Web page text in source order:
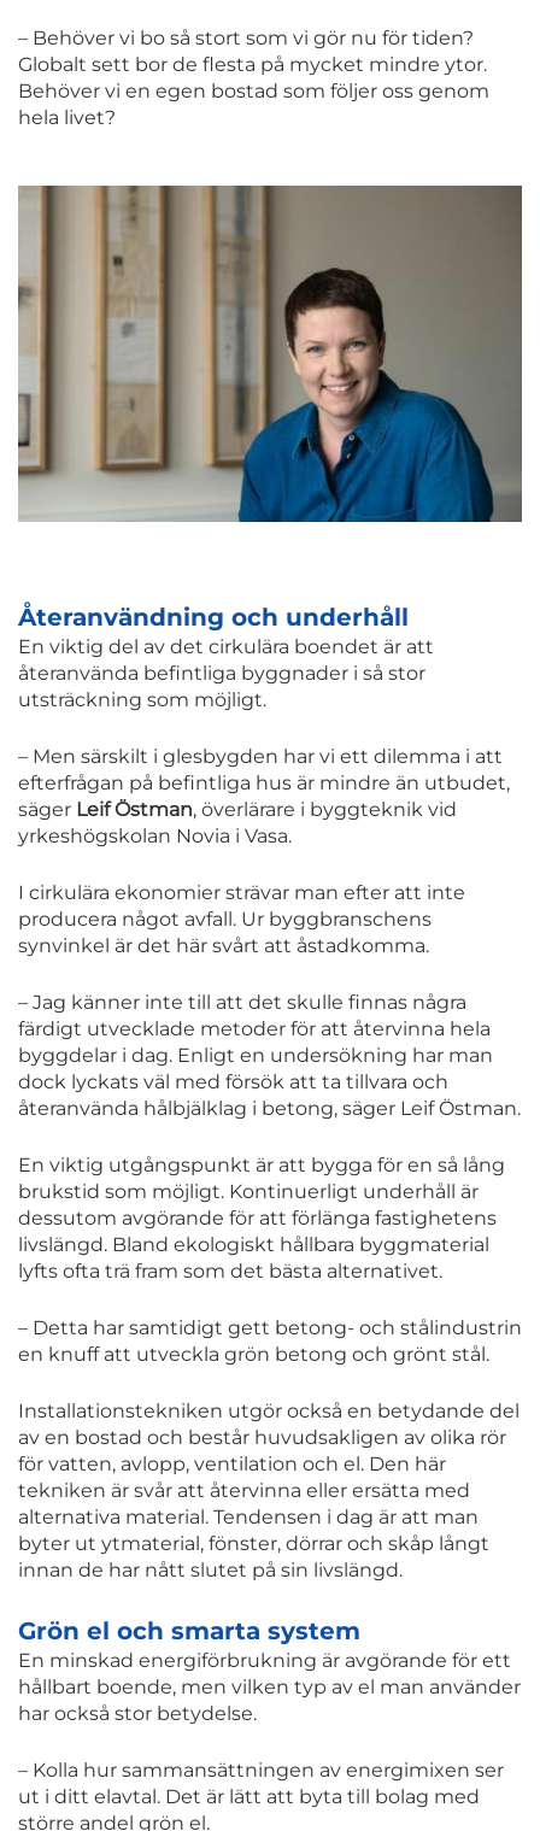
– Behöver vi bo så stort som vi gör nu för tiden?
Globalt sett bor de flesta på mycket mindre ytor.
Behöver vi en egen bostad som följer oss genom
hela livet?
Återanvändning och underhåll
En viktig del av det cirkulära boendet är att
återanvända befintliga byggnader i så stor
utsträckning som möjligt.
– Men särskilt i glesbygden har vi ett dilemma i att
efterfrågan på befintliga hus är mindre än utbudet,
säger Leif Östman, överlärare i byggteknik vid
yrkeshögskolan Novia i Vasa.
I cirkulära ekonomier strävar man efter att inte
producera något avfall. Ur byggbranschens
synvinkel är det här svårt att åstadkomma.
– Jag känner inte till att det skulle finnas några
färdigt utvecklade metoder för att återvinna hela
byggdelar i dag. Enligt en undersökning har man
dock lyckats väl med försök att ta tillvara och
återanvända hålbjälklag i betong, säger Leif Östman.
En viktig utgångspunkt är att bygga för en så lång
brukstid som möjligt. Kontinuerligt underhåll är
dessutom avgörande för att förlänga fastighetens
livslängd. Bland ekologiskt hållbara byggmaterial
lyfts ofta trä fram som det bästa alternativet.
– Detta har samtidigt gett betong- och stålindustrin
en knuff att utveckla grön betong och grönt stål.
Installationstekniken utgör också en betydande del
av en bostad och består huvudsakligen av olika rör
för vatten, avlopp, ventilation och el. Den här
tekniken är svår att återvinna eller ersätta med
alternativa material. Tendensen i dag är att man
byter ut ytmaterial, fönster, dörrar och skåp långt
innan de har nått slutet på sin livslängd.
Grön el och smarta system
En minskad energiförbrukning är avgörande för ett
hållbart boende, men vilken typ av el man använder
har också stor betydelse.
– Kolla hur sammansättningen av energimixen ser
ut i ditt elavtal. Det är lätt att byta till bolag med
större andel grön el.